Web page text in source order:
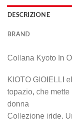
DESCRIZIONE
BRAND
Collana Kyoto In
KIOTO GIOIELLI
topazio, che
donna
Collezione iride.